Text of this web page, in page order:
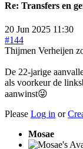
Re: Transfers en
20 Jun 2025 11:30
#144
Thijmen Verheijen
De 22-jarige
als voorkeur de
aanwinst😜
Please Log in or
Mosae